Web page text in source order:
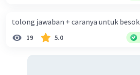
tolong jawaban + caranya untuk besok
19 5.0